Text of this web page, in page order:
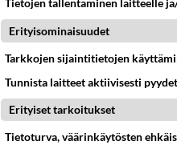
Äänestä
Kiristinmies
En tiedä
juuressa. Esim
Tietojen tallentaminen laitteelle
Erityisominaisuudet
Tarkkojen sijaintitietojen
Tunnista laitteet aktiivisesti
Erityiset tarkoitukset
Tietoturva, väärinkäytösten